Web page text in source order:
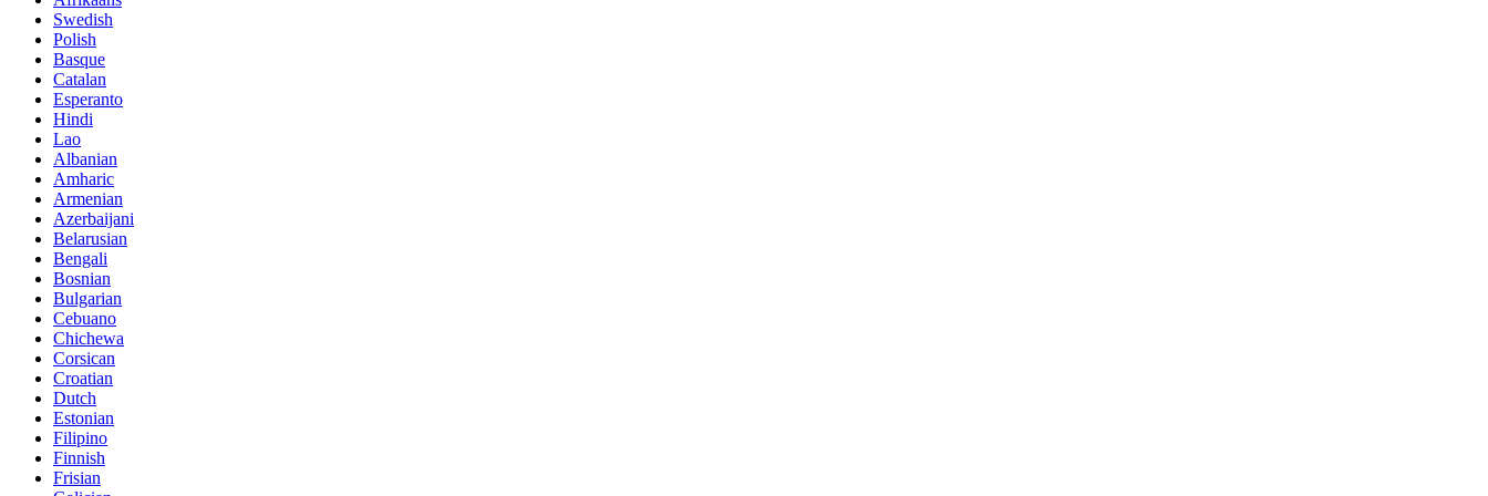
Swedish
Polish
Basque
Catalan
Esperanto
Hindi
Lao
Albanian
Amharic
Armenian
Azerbaijani
Belarusian
Bengali
Bosnian
Bulgarian
Cebuano
Chichewa
Corsican
Croatian
Dutch
Estonian
Filipino
Finnish
Frisian